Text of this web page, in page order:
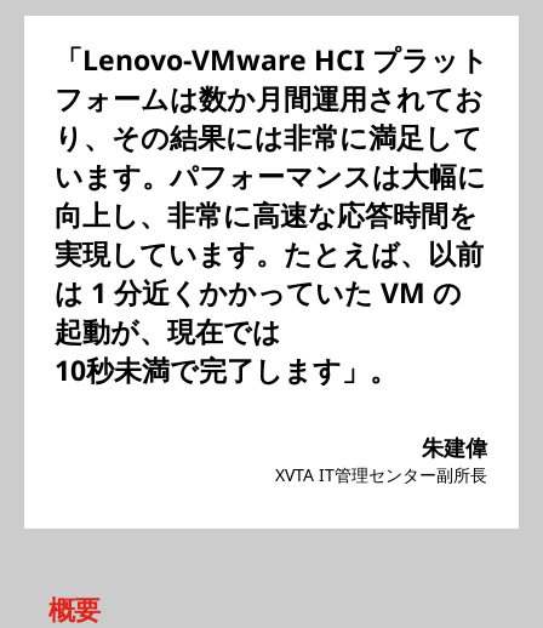
「Lenovo-VMware HCI プラット
フォームは数か月間運用されてお
り、その結果には非常に満足して
います。パフォーマンスは大幅に
向上し、非常に高速な応答時間を
実現しています。たとえば、以前
は 1 分近くかかっていた VM の
起動が、現在では
10秒未満で完了します」。
朱建偉
XVTA IT管理センター副所長
概要